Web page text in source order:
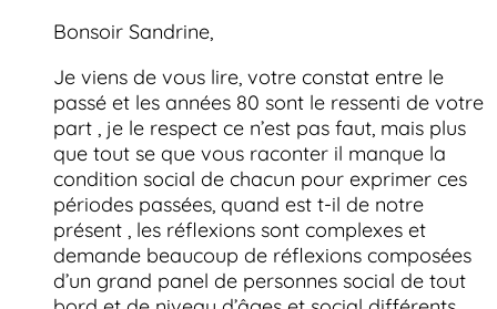
Bonsoir Sandrine,
Je viens de vous lire, votre constat entre le
passé et les années 80 sont le ressenti de votre
part , je le respect ce n’est pas faut, mais plus
que tout se que vous raconter il manque la
condition social de chacun pour exprimer ces
périodes passées, quand est t-il de notre
présent , les réflexions sont complexes et
demande beaucoup de réflexions composées
d’un grand panel de personnes social de tout